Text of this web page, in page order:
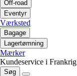
Off-road
Eventyr
Værksted
Bagage
Lagertømning
Mærker
Kundeservice i Frankrig
Søg